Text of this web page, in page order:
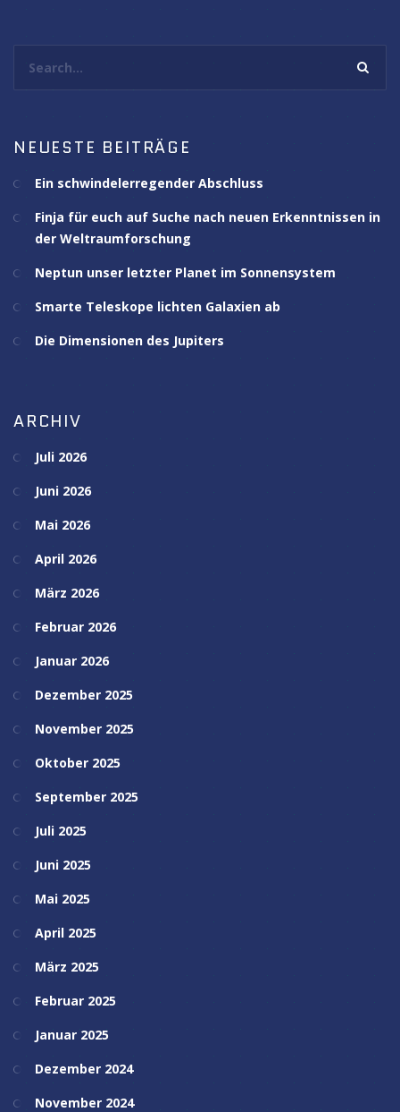
NEUESTE BEITRÄGE
Ein schwindelerregender Abschluss
Finja für euch auf Suche nach neuen Erkenntnissen in
der Weltraumforschung
Neptun unser letzter Planet im Sonnensystem
Smarte Teleskope lichten Galaxien ab
Die Dimensionen des Jupiters
ARCHIV
Juli 2026
Juni 2026
Mai 2026
April 2026
März 2026
Februar 2026
Januar 2026
Dezember 2025
November 2025
Oktober 2025
September 2025
Juli 2025
Juni 2025
Mai 2025
April 2025
März 2025
Februar 2025
Januar 2025
Dezember 2024
November 2024